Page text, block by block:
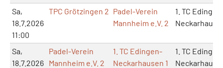
Sa,
18.7.2026
11:00
TPC Grötzingen 2 Padel-Verein
Mannheim e.V. 2
1. TC
Sa,
18.7.2026
Padel-Verein
Mannheim e.V. 2
1. TC Edingen-
Neckarhausen 1
1. TC